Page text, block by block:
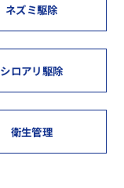
ネズミ駆除
シロアリ駆除
衛生管理